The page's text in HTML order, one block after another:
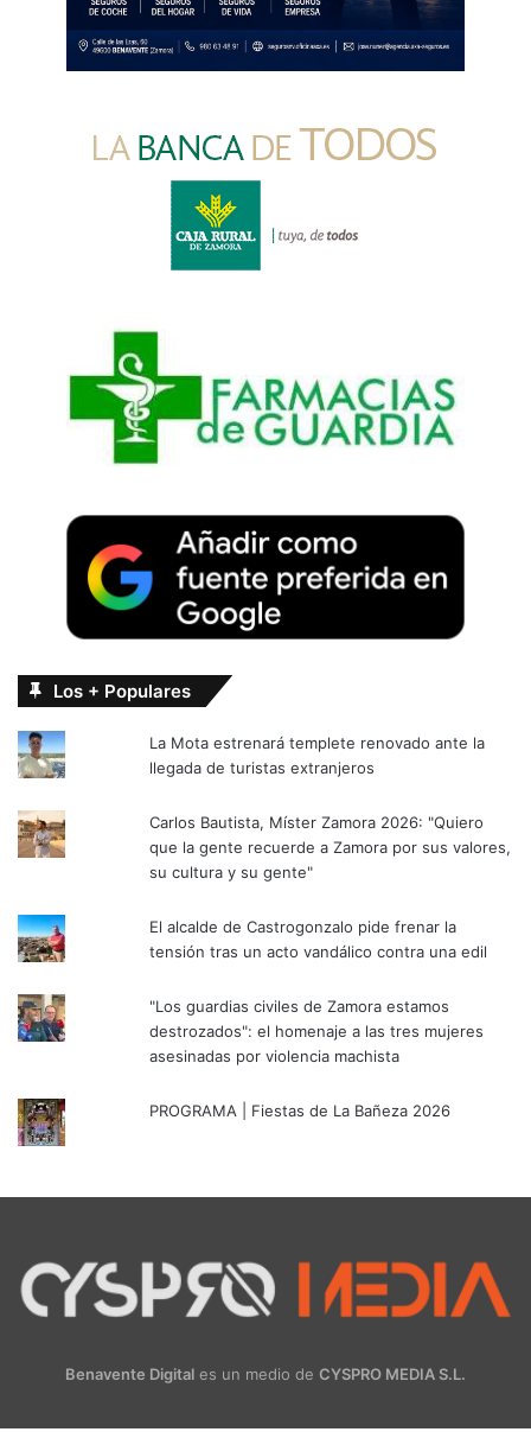
Los + Populares
La Mota estrenará templete renovado ante la
llegada de turistas extranjeros
Carlos Bautista, Míster Zamora 2026: "Quiero
que la gente recuerde a Zamora por sus valores,
su cultura y su gente"
El alcalde de Castrogonzalo pide frenar la
tensión tras un acto vandálico contra una edil
"Los guardias civiles de Zamora estamos
destrozados": el homenaje a las tres mujeres
asesinadas por violencia machista
PROGRAMA | Fiestas de La Bañeza 2026
Benavente Digital es un medio de CYSPRO MEDIA S.L.